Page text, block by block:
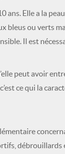
ans. Elle a la
bleus ou verts
Il est
peut avoir
ce qui la